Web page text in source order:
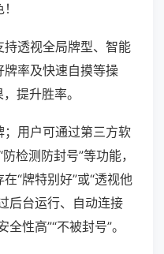
透视全局牌型、智能
率及快速自摸等操
提升胜率。
用户可通过第三方软
检测防封号”等功能，
“牌特别好”或“透视他
后台运行、自动连接
性高”“不被封号”。